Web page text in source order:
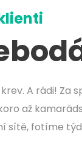
A rádi! Za
až
sítě, fotíme